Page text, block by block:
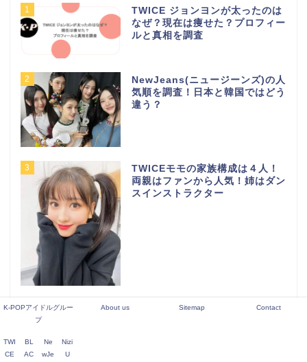
1
TWICE ジョンヨンが太ったのは
なぜ？現在は痩せた？プロフィー
ルと真相を調査
2
NewJeans(ニュージーンズ)の人
気順を調査！日本と韓国ではどう
違う？
3
TWICEモモの家族構成は４人！
両親はファンから人気！姉はダン
スインストラクター
4
元LE SSERAFIM キム・ガラム
K-POPアイドルグルー
プ
TWI
CE
BL
AC
Ne
wJe
Nizi
U
About us Sitemap Contact